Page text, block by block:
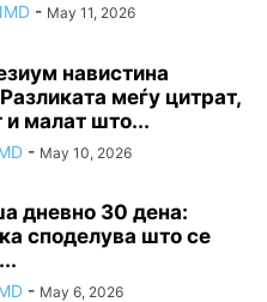
- May 11, 2026
навистина
меѓу цитрат,
и малат што...
- May 10, 2026
дневно 30 дена:
споделува што се
- May 6, 2026